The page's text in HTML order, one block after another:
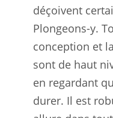
déçoivent
Plongeons-y.
conception et
sont de haut
en regardant
durer. Il est